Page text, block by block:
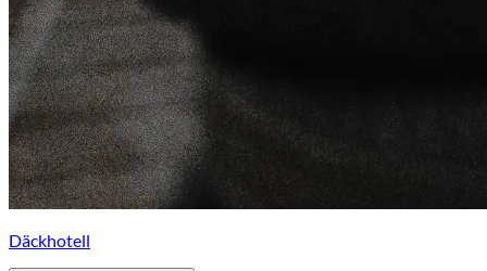
Däckhotell